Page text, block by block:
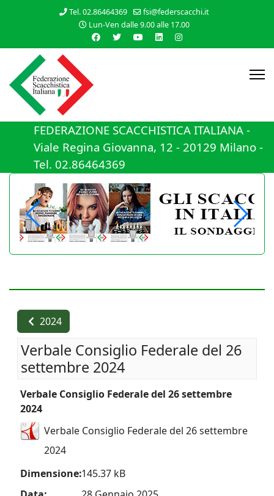
Tel. 02.86464369
fsi@federscacchi.it
Lun-Ven dalle 9.00 alle 17.00
FEDERAZIONE SCACCHISTICA ITALIANA -
Viale Regina Giovanna, 12 - 20129 Milano -
Tel. 02.86464369
2024
Verbale Consiglio Federale del 26
settembre 2024
Verbale Consiglio Federale del 26 settembre
2024
Verbale Consiglio Federale del 26 settembre
2024
Dimensione:145.37 kB